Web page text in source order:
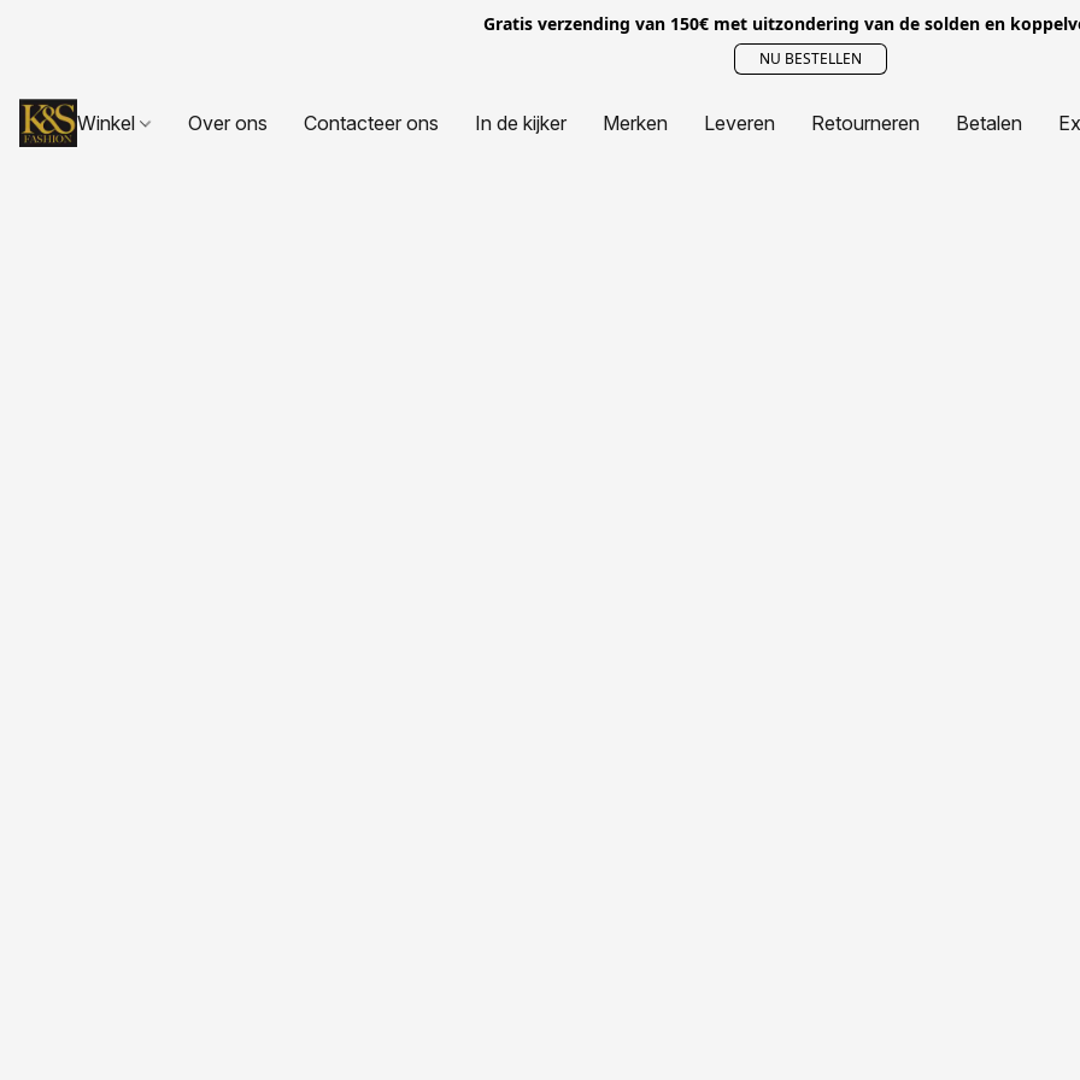
Gratis verzending van 150€ met uitzondering van de solden en
NU BESTELLEN
Winkel Over ons Contacteer ons In de kijker Merken Leveren Retourneren Betalen